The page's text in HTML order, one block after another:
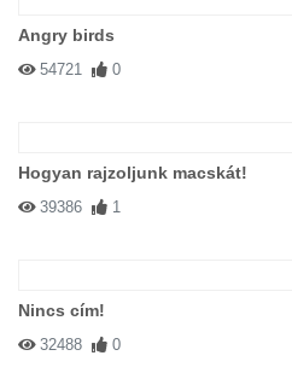
Angry birds
54721 0
Hogyan rajzoljunk macskát!
39386 1
Nincs cím!
32488 0